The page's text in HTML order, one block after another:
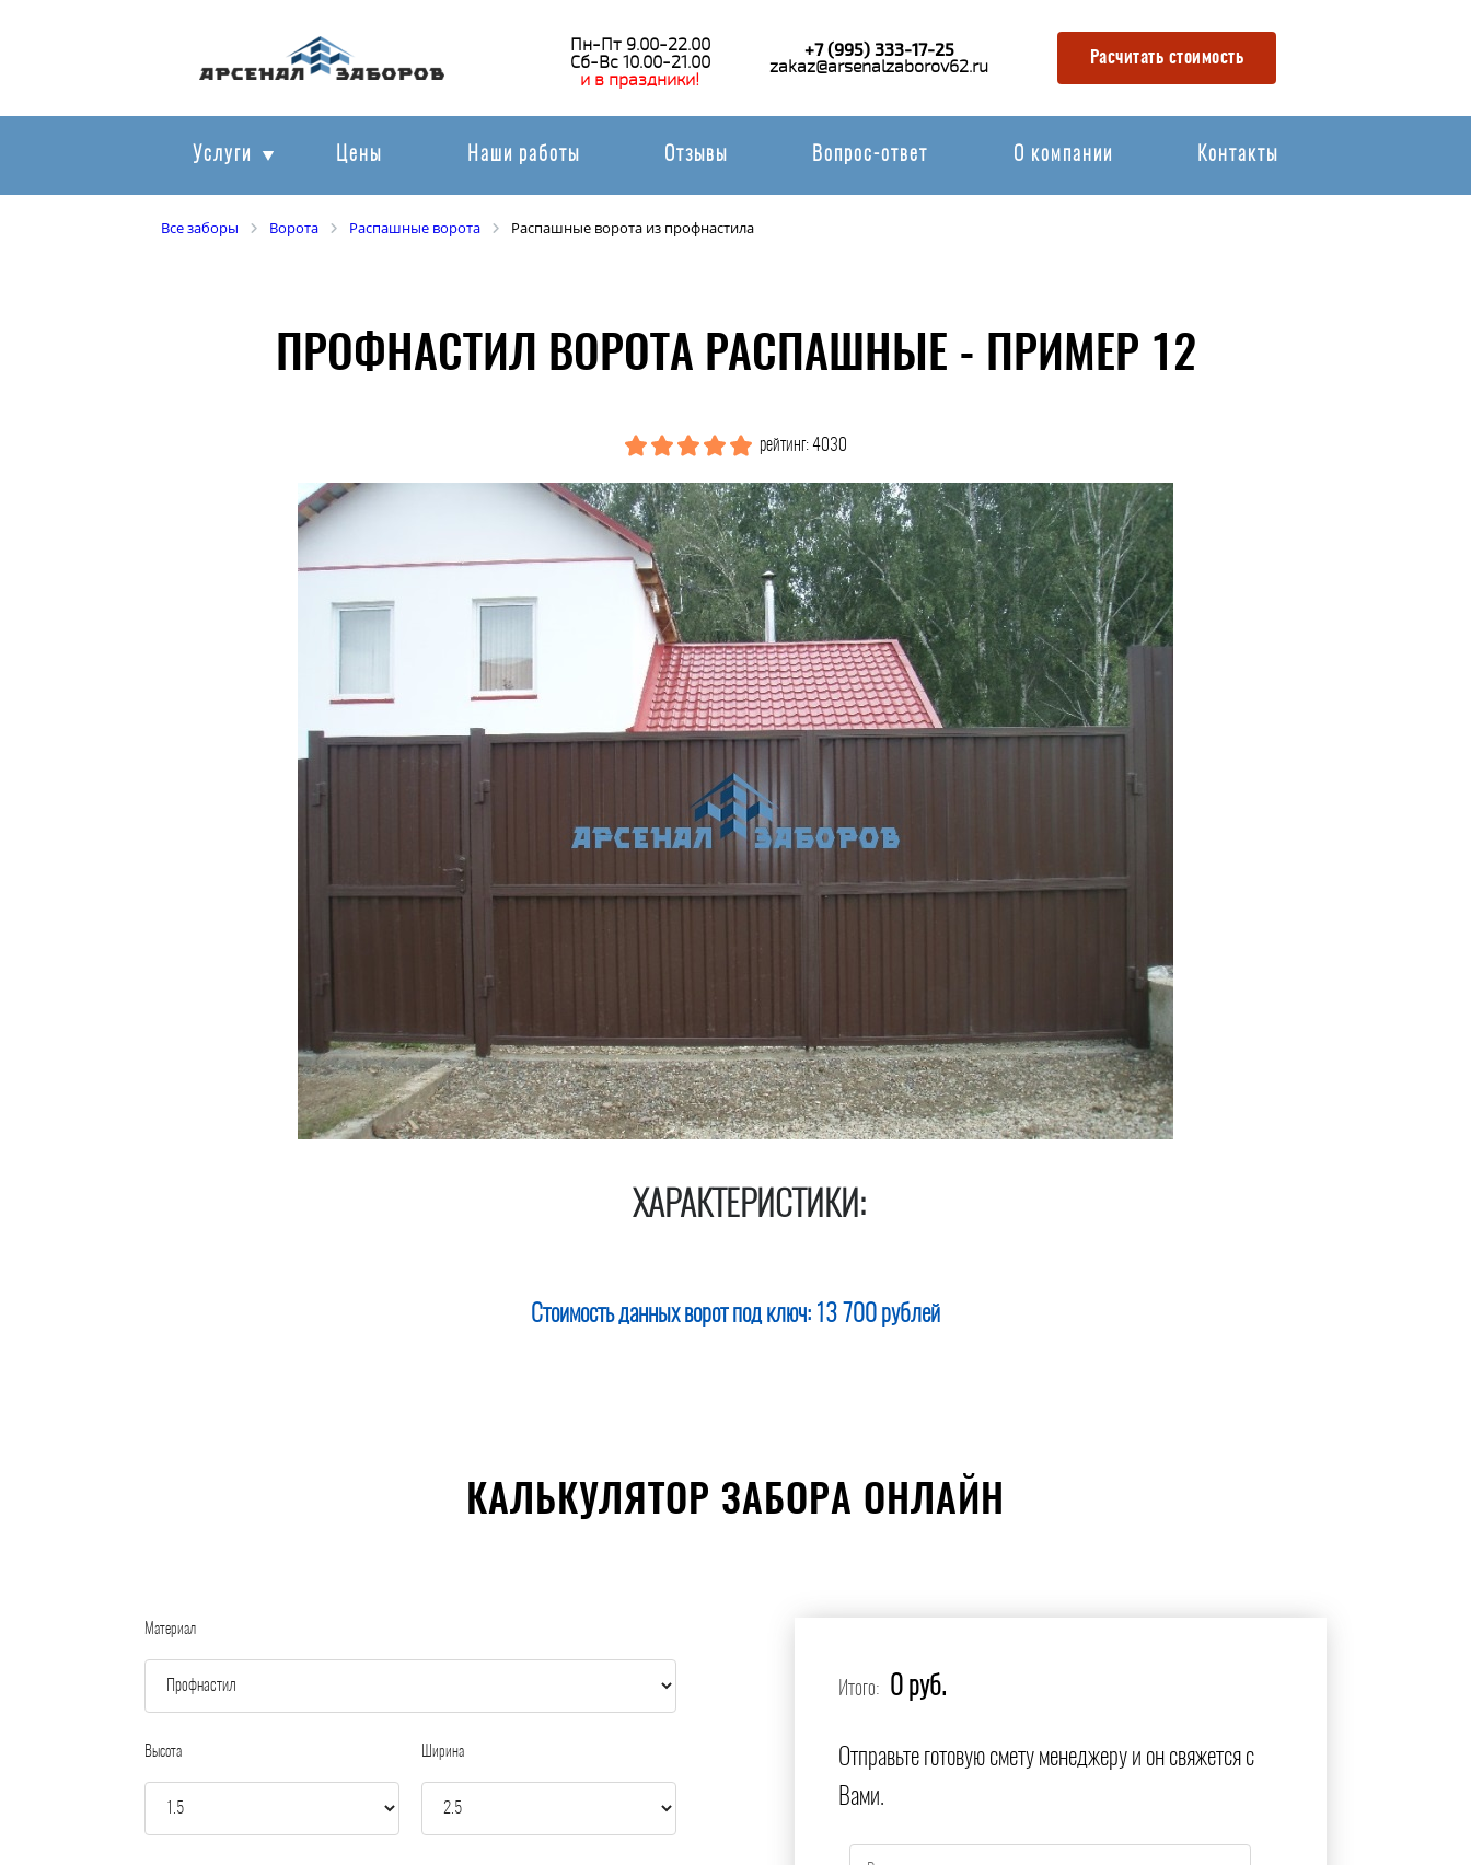
Пн-Пт 9.00-22.00
Сб-Вс 10.00-21.00
и в праздники!
+7 (995) 333-17-25
zakaz@arsenalzaborov62.ru Расчитать стоимость
Услуги Цены Наши работы Отзывы Вопрос-ответ О компании Контакты
Все заборы Ворота Распашные ворота Распашные ворота из профнастила
ПРОФНАСТИЛ ВОРОТА РАСПАШНЫЕ - ПРИМЕР 12
рейтинг: 4030
ХАРАКТЕРИСТИКИ:
Стоимость данных ворот под ключ: 13 700 рублей
КАЛЬКУЛЯТОР ЗАБОРА ОНЛАЙН
Материал
Высота Ширина
Итого: 0 руб.
Отправьте готовую смету менеджеру и он свяжется с
Вами.